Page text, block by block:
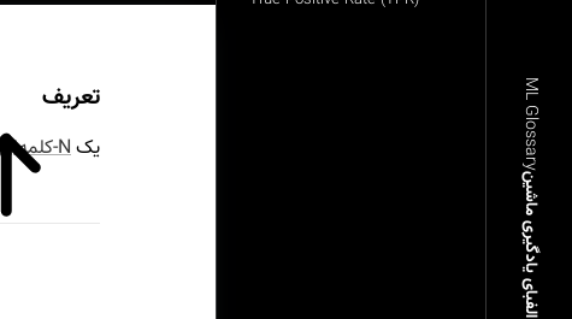
الفبای یادگیری ماشین
ML Glossary تعریف
یکN-کلمه‌ای